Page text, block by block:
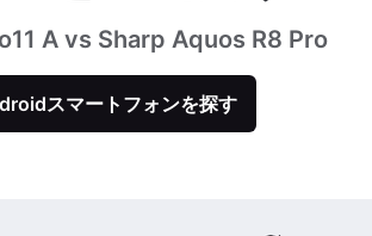
A vs Sharp Aquos R8 Pro
スマートフォンを探す